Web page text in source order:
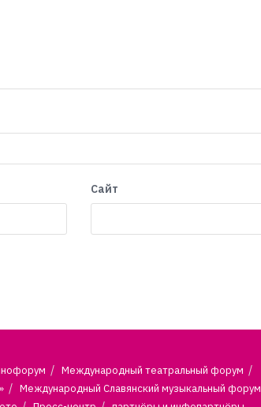
Сайт
Международный театральный форум
Международный Славянский музыкальный форум